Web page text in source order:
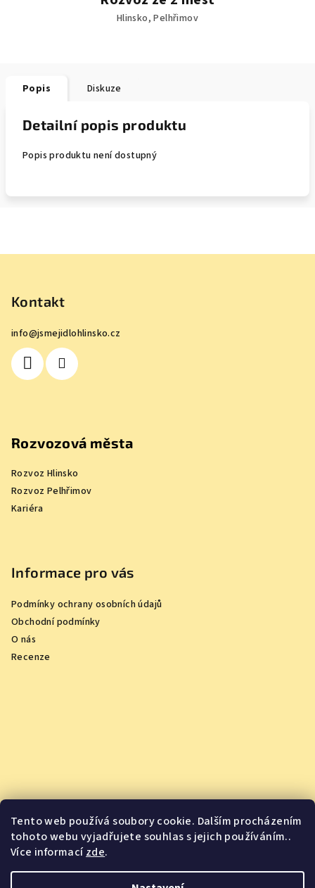
Tento web používá soubory cookie. Dalším procházením
tohoto webu vyjadřujete souhlas s jejich používáním..
Více informacízde.
Hlinsko, Pelhřimov
Popis Diskuze
Detailní popis produktu
Popis produktu není dostupný
Kontakt
info@jsmejidlohlinsko.cz
Rozvozová města
Rozvoz Hlinsko
Rozvoz Pelhřimov
Kariéra
Informace pro vás
Podmínky ochrany osobních údajů
Obchodní podmínky
O nás
Recenze